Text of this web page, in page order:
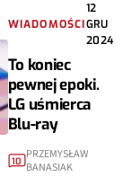
WIADOMOŚCI
12
GRU
2024
To koniec
pewnej epoki.
LG uśmierca
Blu-ray
10 PRZEMYSŁAW
BANASIAK